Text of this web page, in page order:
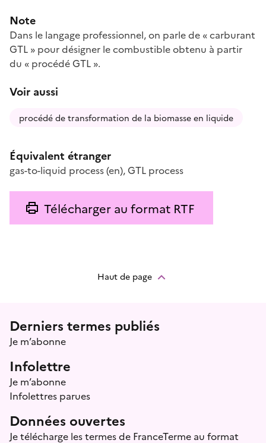
Note
Dans le langage professionnel, on parle de « carburant
GTL » pour désigner le combustible obtenu à partir
du « procédé GTL ».
Voir aussi
procédé de transformation de la biomasse en liquide
Équivalent étranger
gas-to-liquid process(en),GTL process
Télécharger au format RTF
Haut de page
Menu prefooter
Derniers termes publiés
Je m’abonne
Infolettre
Je m’abonne
Infolettres parues
Données ouvertes
Je télécharge les termes de FranceTerme au format